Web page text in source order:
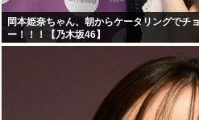
岡本姫奈ちゃん、朝からケータリングでチ
ー！！！【乃木坂46】